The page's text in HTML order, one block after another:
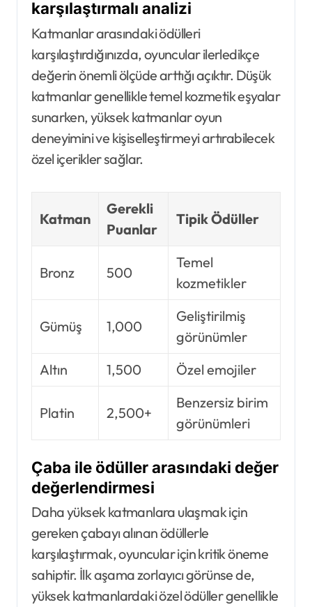
karşılaştırmalı analizi
Katmanlar arasındaki ödülleri
karşılaştırdığınızda, oyuncular ilerledikçe
değerin önemli ölçüde arttığı açıktır. Düşük
katmanlar genellikle temel kozmetik eşyalar
sunarken, yüksek katmanlar oyun
deneyimini ve kişiselleştirmeyi artırabilecek
özel içerikler sağlar.
Katman
Gerekli
Puanlar
Tipik Ödüller
Bronz 500
Temel
kozmetikler
Gümüş 1,000
Geliştirilmiş
görünümler
Altın
1,500 Özel emojiler
Platin 2,500+
Benzersiz birim
görünümleri
Çaba ile ödüller arasındaki değer
değerlendirmesi
Daha yüksek katmanlara ulaşmak için
gereken çabayı alınan ödüllerle
karşılaştırmak, oyuncular için kritik öneme
sahiptir. İlk aşama zorlayıcı görünse de,
yüksek katmanlardaki özel ödüller genellikle